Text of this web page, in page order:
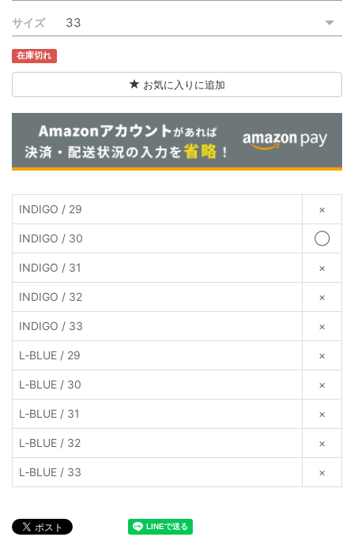
ご利用規約
お問い合わせ
サイズ
在庫切れ
お気に入りに追加
INDIGO / 29 ×
INDIGO / 30 ◯
INDIGO / 31 ×
INDIGO / 32 ×
INDIGO / 33 ×
L‐BLUE / 29 ×
L‐BLUE / 30 ×
L‐BLUE / 31 ×
L‐BLUE / 32 ×
L‐BLUE / 33 ×